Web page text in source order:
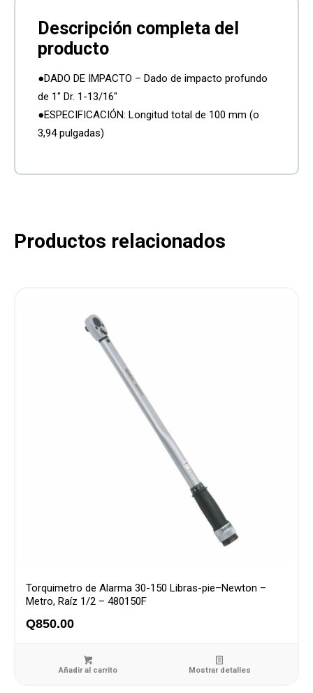
●DADO DE IMPACTO – Dado de impacto profundo
de 1″ Dr. 1-13/16″
●ESPECIFICACIÓN: Longitud total de 100 mm (o
3,94 pulgadas)
Productos relacionados
Torquimetro de Alarma 30-150 Libras-pie–Newton –
Metro, Raíz 1/2 – 480150F
Q850.00
Añadir al carrito Mostrar detalles